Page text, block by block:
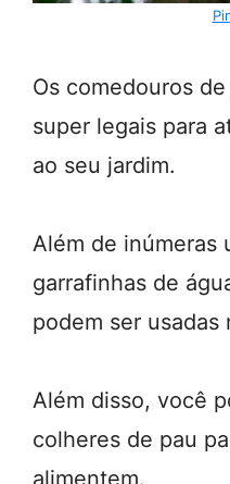
Os comedouros
super legais para
ao seu jardim.
Além de inúmeras
garrafinhas de
podem ser usadas
Além disso, você
colheres de pau
alimentem.